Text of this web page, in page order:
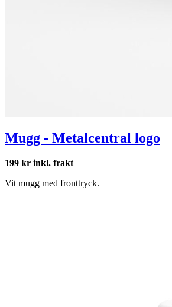
Mugg - Metalcentral logo
199 kr inkl. frakt
Vit mugg med fronttryck.